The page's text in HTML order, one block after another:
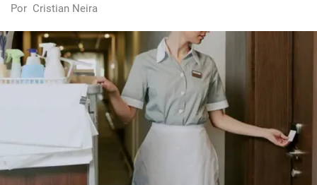
Por Cristian Neira